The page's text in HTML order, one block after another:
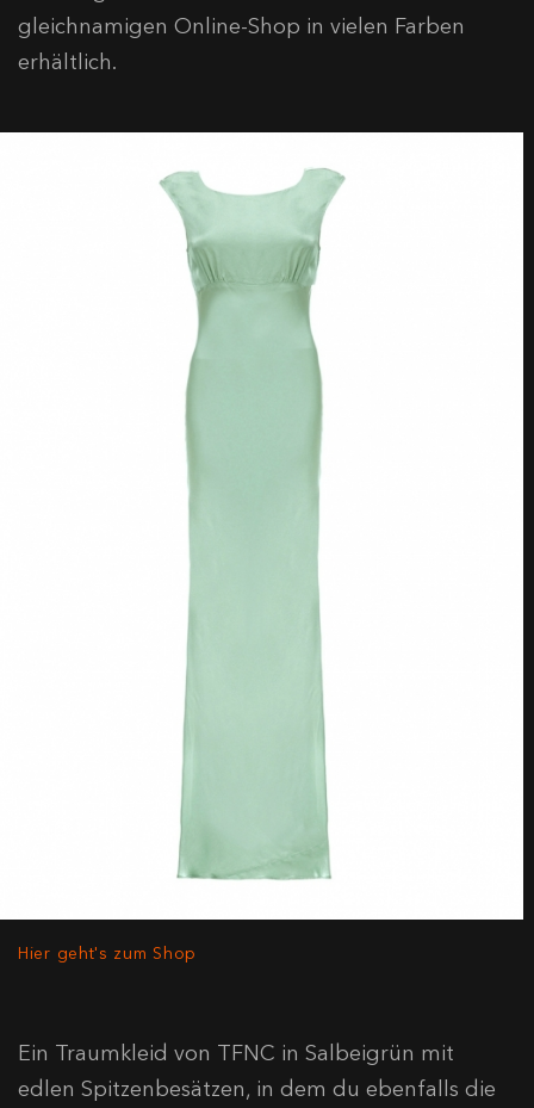
gleichnamigen Online-Shop in vielen Farben
erhältlich.
Hier geht's zum Shop
Ein Traumkleid von TFNC in Salbeigrün mit
edlen Spitzenbesätzen, in dem du ebenfalls die